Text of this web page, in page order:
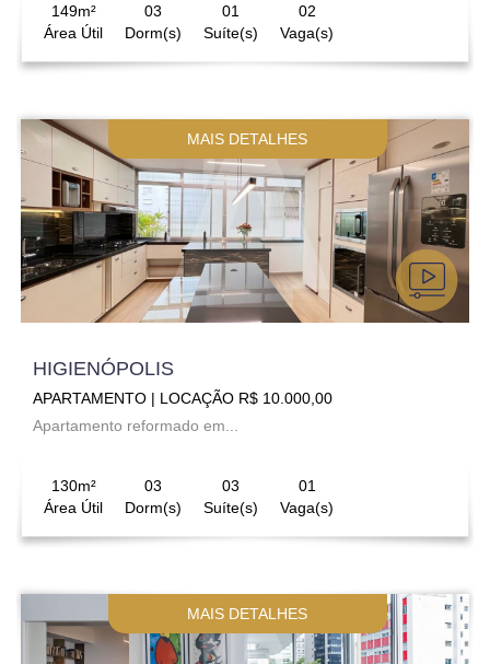
149m²
Área Útil
03
Dorm(s)
01
Suíte(s)
02
Vaga(s)
MAIS DETALHES
HIGIENÓPOLIS
APARTAMENTO | LOCAÇÃO R$ 10.000,00
Apartamento reformado em...
130m²
Área Útil
03
Dorm(s)
03
Suíte(s)
01
Vaga(s)
MAIS DETALHES